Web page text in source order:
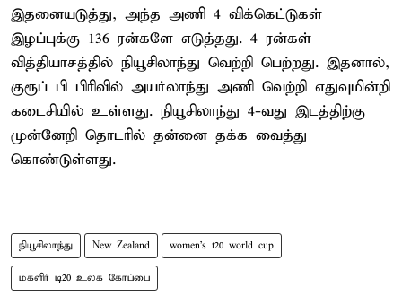
இதனையடுத்து, அந்த அணி 4 விக்கெட்டுகள்
இழப்புக்கு 136 ரன்களே எடுத்தது. 4 ரன்கள்
வித்தியாசத்தில் நியூசிலாந்து வெற்றி பெற்றது. இதனால்,
குரூப் பி பிரிவில் அயர்லாந்து அணி வெற்றி எதுவுமின்றி
கடைசியில் உள்ளது. நியூசிலாந்து 4-வது இடத்திற்கு
முன்னேறி தொடரில் தன்னை தக்க வைத்து
கொண்டுள்ளது.
நியூசிலாந்து New Zealand women's t20 world cup
மகளிர் டி20 உலக கோப்பை